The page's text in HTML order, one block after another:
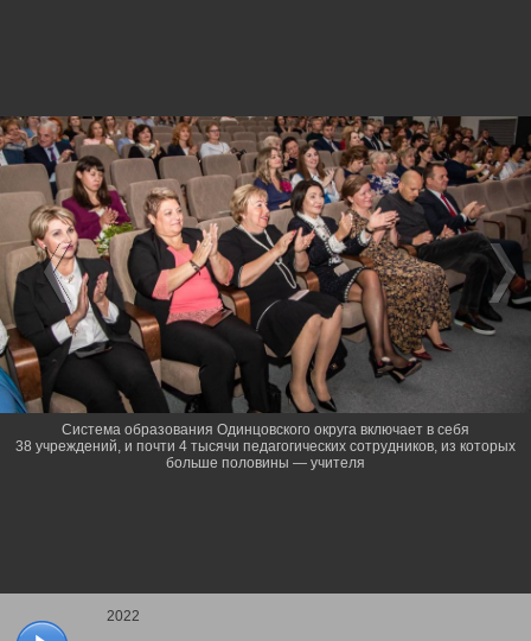
2022
Система образования Одинцовского округа включает в себя
38 учреждений, и почти 4 тысячи педагогических сотрудников, из которых
больше половины — учителя